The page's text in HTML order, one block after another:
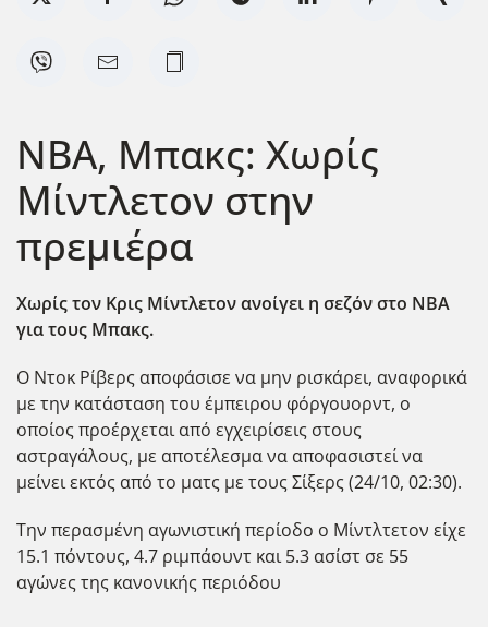
ΝΒΑ, Μπακς: Χωρίς
Μίντλετον στην
πρεμιέρα
Χωρίς τον Κρις Μίντλετον ανοίγει η σεζόν στο ΝΒΑ
για τους Μπακς.
Ο Ντοκ Ρίβερς αποφάσισε να μην ρισκάρει, αναφορικά
με την κατάσταση του έμπειρου φόργουορντ, ο
οποίος προέρχεται από εγχειρίσεις στους
αστραγάλους, με αποτέλεσμα να αποφασιστεί να
μείνει εκτός από το ματς με τους Σίξερς (24/10, 02:30).
Την περασμένη αγωνιστική περίοδο ο Μίντλτετον είχε
15.1 πόντους, 4.7 ριμπάουντ και 5.3 ασίστ σε 55
αγώνες της κανονικής περιόδου